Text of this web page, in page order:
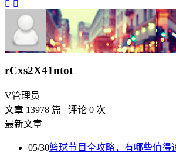
rCxs2X41ntot
V管理员
文章 13978 篇
评论 0 次
最新文章
05/30篮球节目全攻略，有哪些值得